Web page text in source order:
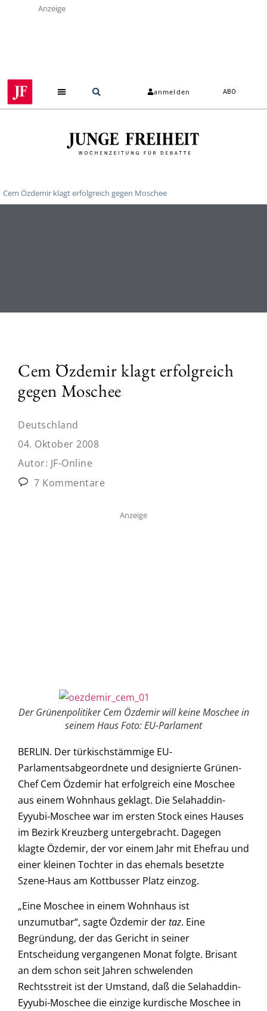
Anzeige
anmelden ABO
Cem Özdemir klagt erfolgreich gegen Moschee
Cem Özdemir klagt erfolgreich
gegen Moschee
Deutschland
04. Oktober 2008
Autor: JF-Online
7 Kommentare
Anzeige
Der Grünenpolitiker Cem Özdemir will keine Moschee in
seinem Haus Foto: EU-Parlament
BERLIN. Der türkischstämmige EU-
Parlamentsabgeordnete und designierte Grünen-
Chef Cem Özdemir hat erfolgreich eine Moschee
aus einem Wohnhaus geklagt. Die Selahaddin-
Eyyubi-Moschee war im ersten Stock eines Hauses
im Bezirk Kreuzberg untergebracht. Dagegen
klagte Özdemir, der vor einem Jahr mit Ehefrau und
einer kleinen Tochter in das ehemals besetzte
Szene-Haus am Kottbusser Platz einzog.
„Eine Moschee in einem Wohnhaus ist
unzumutbar“, sagte Özdemir dertaz. Eine
Begründung, der das Gericht in seiner
Entscheidung vergangenen Monat folgte. Brisant
an dem schon seit Jahren schwelenden
Rechtsstreit ist der Umstand, daß die Selahaddin-
Eyyubi-Moschee die einzige kurdische Moschee in